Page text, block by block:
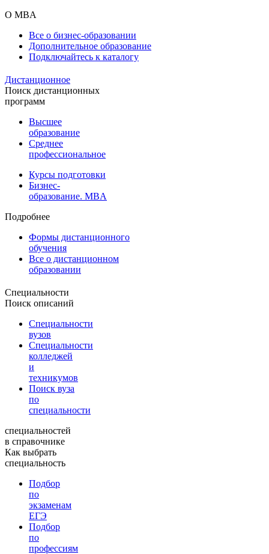
О MBA
Все о бизнес-образовании
Дополнительное образование
Подключайтесь к каталогу
Дистанционное
Поиск дистанционных
программ
Высшее
образование
Среднее
профессиональное
Курсы подготовки
Бизнес-
образование. MBA
Подробнее
Формы дистанционного
обучения
Все о дистанционном
образовании
Специальности
Поиск описаний
Специальности
вузов
Специальности
колледжей
и
техникумов
Поиск вуза
по
специальности
специальностей
в справочнике
Как выбрать
специальность
Подбор
по
экзаменам
ЕГЭ
Подбор
по
профессиям